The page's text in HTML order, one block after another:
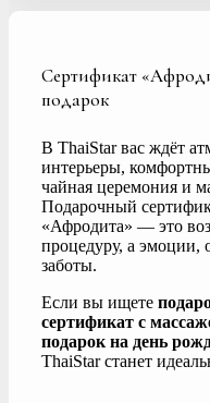
Сертификат
подарок
В ThaiStar вас ждёт
интерьеры,
чайная церемония и
Подарочный
«Афродита» — это
процедуру, а эмоции,
заботы.
Если вы ищете
сертификат с
подарок на день
ThaiStar станет